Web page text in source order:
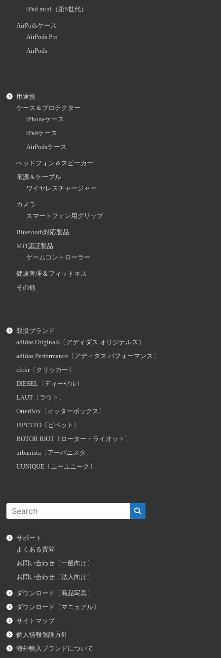
iPad mini（第5世代）
AirPodsケース
AirPods Pro
AirPods
用途別
ケース＆プロテクター
iPhoneケース
iPadケース
AirPodsケース
ヘッドフォン＆スピーカー
電源＆ケーブル
ワイヤレスチャージャー
カメラ
スマートフォン用グリップ
Bluetooth対応製品
MFi認証製品
ゲームコントローラー
健康管理＆フィットネス
その他
取扱ブランド
adidas Originals〔アディダス オリジナルス〕
adidas Performance〔アディダス パフォーマンス〕
clckr〔クリッカー〕
DIESEL〔ディーゼル〕
LAUT〔ラウト〕
OtterBox〔オッターボックス〕
PIPETTO〔ピペット〕
ROTOR RIOT〔ローター・ライオット〕
urbanista〔アーバニスタ〕
UUNIQUE〔ユーユニーク〕
サポート
よくある質問
お問い合わせ〔一般向け〕
お問い合わせ〔法人向け〕
ダウンロード〔商品写真〕
ダウンロード〔マニュアル〕
サイトマップ
個人情報保護方針
海外輸入ブランドについて